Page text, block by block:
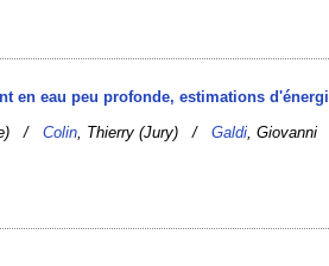
en eau peu profonde, estimations
/Colin , Thierry (Jury) /Galdi , Giovanni